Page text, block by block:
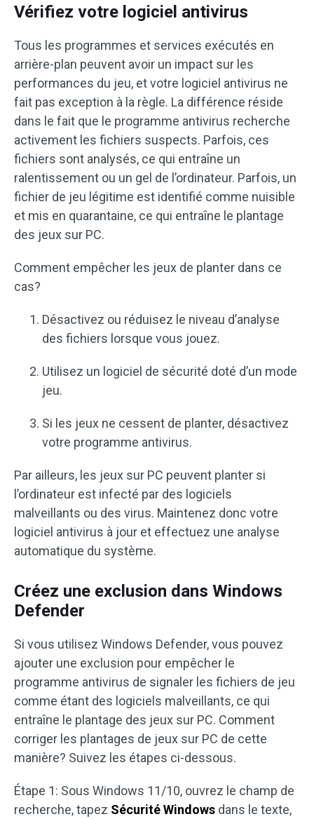
Vérifiez votre logiciel antivirus
Tous les programmes et services exécutés en
arrière-plan peuvent avoir un impact sur les
performances du jeu, et votre logiciel antivirus ne
fait pas exception à la règle. La différence réside
dans le fait que le programme antivirus recherche
activement les fichiers suspects. Parfois, ces
fichiers sont analysés, ce qui entraîne un
ralentissement ou un gel de l’ordinateur. Parfois, un
fichier de jeu légitime est identifié comme nuisible
et mis en quarantaine, ce qui entraîne le plantage
des jeux sur PC.
Comment empêcher les jeux de planter dans ce
cas?
Désactivez ou réduisez le niveau d’analyse
des fichiers lorsque vous jouez.
Utilisez un logiciel de sécurité doté d’un mode
jeu.
Si les jeux ne cessent de planter, désactivez
votre programme antivirus.
Par ailleurs, les jeux sur PC peuvent planter si
l’ordinateur est infecté par des logiciels
malveillants ou des virus. Maintenez donc votre
logiciel antivirus à jour et effectuez une analyse
automatique du système.
Créez une exclusion dans Windows
Defender
Si vous utilisez Windows Defender, vous pouvez
ajouter une exclusion pour empêcher le
programme antivirus de signaler les fichiers de jeu
comme étant des logiciels malveillants, ce qui
entraîne le plantage des jeux sur PC. Comment
corriger les plantages de jeux sur PC de cette
manière? Suivez les étapes ci-dessous.
Étape 1: Sous Windows 11/10, ouvrez le champ de
recherche, tapez Sécurité Windows dans le texte,